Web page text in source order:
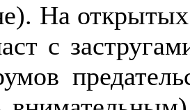
На открытых
с